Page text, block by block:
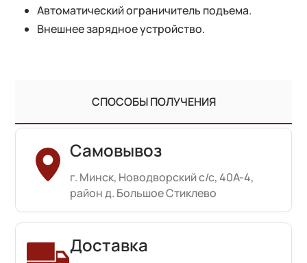
Автоматический ограничитель подъема.
Внешнее зарядное устройство.
СПОСОБЫ ПОЛУЧЕНИЯ
Самовывоз
г. Минск, Новодворский с/с, 40А-4,
район д. Большое Стиклево
Доставка